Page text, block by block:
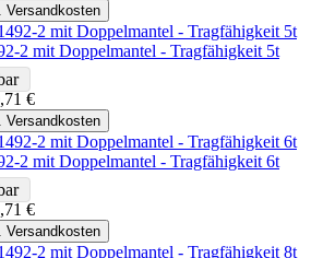
Versandkosten
2 mit Doppelmantel - Tragfähigkeit 5t
€
Versandkosten
2 mit Doppelmantel - Tragfähigkeit 6t
€
Versandkosten